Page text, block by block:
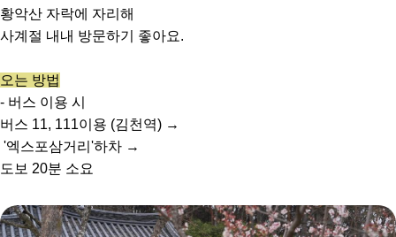
황악산 자락에 자리해
사계절 내내 방문하기 좋아요.
오는 방법
- 버스 이용 시
버스 11, 111이용 (김천역) →
'엑스포삼거리'하차 →
도보 20분 소요